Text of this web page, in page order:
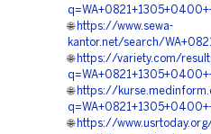
🌐 https://www.sewa-
kantor.net/search/
🌐 https://variety.com/
🌐 https://
🌐 https://